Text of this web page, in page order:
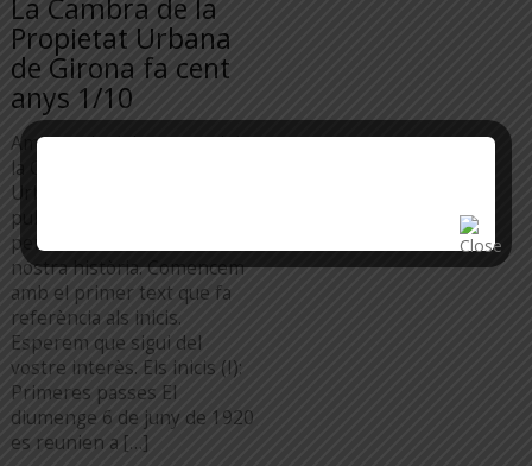
La Cambra de la
Propietat Urbana
de Girona fa cent
anys 1/10
Amb motiu del centenari de
la Cambra de la Propietat
Urbana de Girona anirem
publicant de forma
periòdica el relat de la
nostra història. Comencem
amb el primer text que fa
referència als inicis.
Esperem que sigui del
vostre interès. Els inicis (I):
Primeres passes El
diumenge 6 de juny de 1920
es reunien a […]